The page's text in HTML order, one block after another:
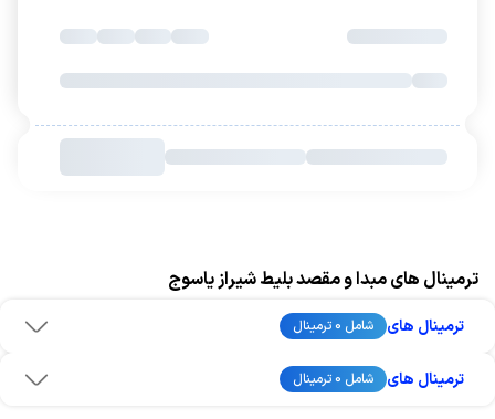
ترمینال های مبدا و مقصد بلیط شیراز یاسوج
ترمینال های شامل 0 ترمینال
ترمینال های شامل 0 ترمینال